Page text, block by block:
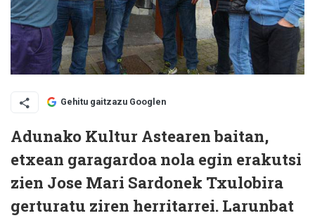
Gehitu gaitzazu Googlen
Adunako Kultur Astearen baitan,
etxean garagardoa nola egin erakutsi
zien Jose Mari Sardonek Txulobira
gerturatu ziren herritarrei. Larunbat